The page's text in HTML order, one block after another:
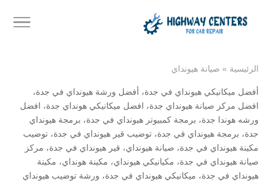
الرئيسية » صيانة هيونداي
أفضل ميكانيكي هيونداي في جدة، أفضل ورشة هيونداي في جدة،
افضل مركز صيانة هيونداي جدة، افضل ميكانيكي هونداي جدة، افضل
ورشه هوندا جدة، برمجة كمبيوتر هيونداي في جدة، برمجة هيونداي
جدة، برمجة هيونداي في جدة، توضيب قير هيونداي في جدة، توضيب
مكينة هيونداي في جدة، صيانة هيونداي، قير هيونداي في جدة، مركز
صيانة هيونداي في جدة، مكيانيكي هيونداي، مكينة هونداي، مكينة
هيونداي في جدة، ميكانيكي هيونداي في جدة، ورشة توضيب هيونداي